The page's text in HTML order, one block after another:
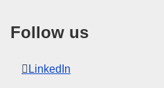
Follow us
LinkedIn